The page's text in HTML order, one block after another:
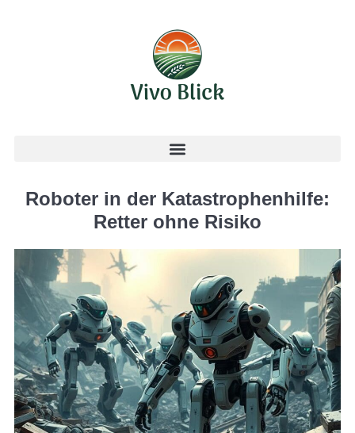
Roboter in der Katastrophenhilfe:
Retter ohne Risiko